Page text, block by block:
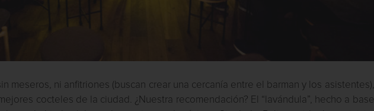
meseros, ni anfitriones (buscan crear una cercanía entre el barman y los asistentes),
cocteles de la ciudad. ¿Nuestra recomendación? El “lavándula”, hecho a base